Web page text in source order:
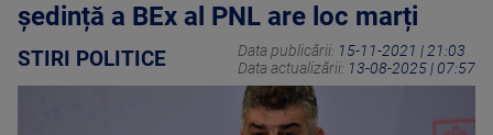
ședință a BEx al PNL are loc marți
STIRI POLITICE Data publicării: 15-11-2021 | 21:03
Data actualizării: 13-08-2025 | 07:57